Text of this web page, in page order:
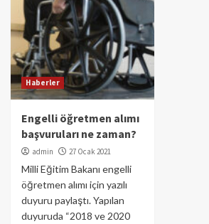
Haberler
Engelli öğretmen alımı
başvuruları ne zaman?
admin 27 Ocak 2021
Milli Eğitim Bakanı engelli
öğretmen alımı için yazılı
duyuru paylaştı. Yapılan
duyuruda “2018 ve 2020